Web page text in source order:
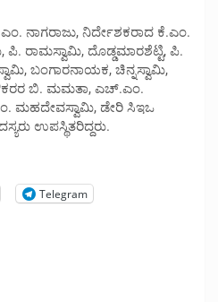
ನಾಗರಾಜು, ನಿರ್ದೇಶಕರಾದ ಕೆ.ಎಂ.
ಪಿ. ರಾಮಸ್ವಾಮಿ, ದೊಡ್ಡಮಾರಶೆಟ್ಟಿ, ಪಿ.
ಬಂಗಾರನಾಯಕ, ಚಿನ್ನಸ್ವಾಮಿ,
ಬಿ. ಮಮತಾ, ಎಚ್.ಎಂ.
ಮಹದೇವಸ್ವಾಮಿ, ಡೇರಿ ಸಿಇಒ
ಉಪಸ್ಥಿತರಿದ್ದರು.
Telegram